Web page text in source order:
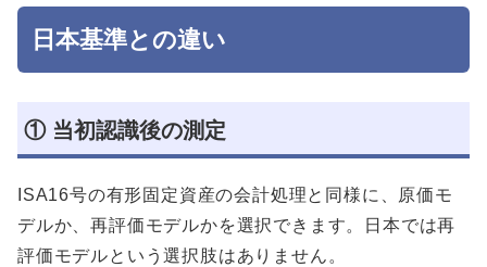
日本基準との違い
① 当初認識後の測定
ISA16号の有形固定資産の会計処理と同様に、原価モ
デルか、再評価モデルかを選択できます。日本では再
評価モデルという選択肢はありません。